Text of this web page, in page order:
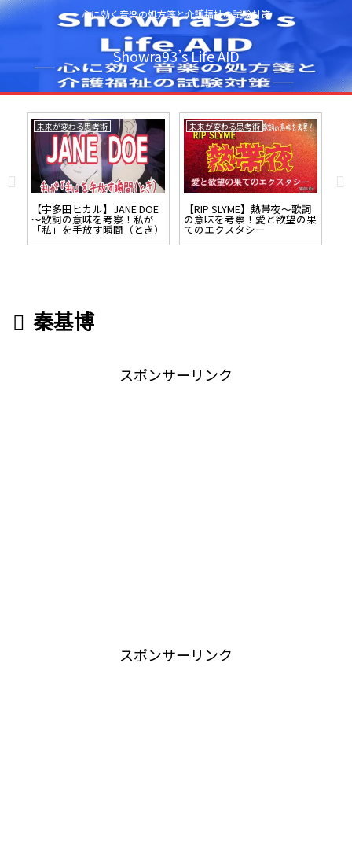
心に効く音楽の処方箋と介護福祉の試験対策
Showra93’s Life AID
未来が変わる思考術
【宇多田ヒカル】JANE DOE
～歌詞の意味を考察！私が
「私」を手放す瞬間（とき）
未来が変わる思考術
【RIP SLYME】熱帯夜～歌詞
の意味を考察！愛と欲望の果
てのエクスタシー
秦基博
スポンサーリンク
スポンサーリンク